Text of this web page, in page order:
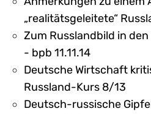
„realitätsgeleitete“
Zum Russlandbild in
- bpb 11.11.14
Deutsche Wirtschaft
Russland-Kurs 8/13
Deutsch-russische